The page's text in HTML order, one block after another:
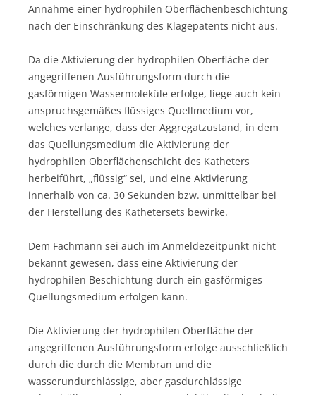
Annahme einer hydrophilen Oberflächenbeschichtung
nach der Einschränkung des Klagepatents nicht aus.
Da die Aktivierung der hydrophilen Oberfläche der
angegriffenen Ausführungsform durch die
gasförmigen Wassermoleküle erfolge, liege auch kein
anspruchsgemäßes flüssiges Quellmedium vor,
welches verlange, dass der Aggregatzustand, in dem
das Quellungsmedium die Aktivierung der
hydrophilen Oberflächenschicht des Katheters
herbeiführt, „flüssig“ sei, und eine Aktivierung
innerhalb von ca. 30 Sekunden bzw. unmittelbar bei
der Herstellung des Kathetersets bewirke.
Dem Fachmann sei auch im Anmeldezeitpunkt nicht
bekannt gewesen, dass eine Aktivierung der
hydrophilen Beschichtung durch ein gasförmiges
Quellungsmedium erfolgen kann.
Die Aktivierung der hydrophilen Oberfläche der
angegriffenen Ausführungsform erfolge ausschließlich
durch die durch die Membran und die
wasserundurchlässige, aber gasdurchlässige